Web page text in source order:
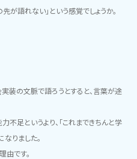
が語れない」という感覚でしょうか。
装の文脈で語ろうとすると、言葉が途
不足というより、「これまできちんと学
りました。
由です。